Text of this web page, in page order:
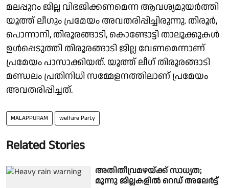
മലപ്പുറം ജില്ല വിഭജിക്കണമെന്ന ആവശ്യമുയർത്തി
യൂത്ത് ലീഗും പ്രമേയം അവതരിപ്പിച്ചിരുന്നു. തിരൂർ,
പൊന്നാനി, തിരൂരങ്ങാടി, കൊണ്ടോട്ടി താലൂക്കുകൾ
ഉൾപ്പെടുത്തി തിരൂരങ്ങാടി ജില്ല വേണമെന്നാണ്
പ്രമേയം പാസാക്കിയത്. യൂത്ത് ലീഗ് തിരൂരങ്ങാടി
മണ്ഡലം പ്രതിനിധി സമ്മേളനത്തിലാണ് പ്രമേയം
അവതരിപ്പിച്ചത്.
MALAPPURAM welfare Party
Related Stories
അതിതീവ്രമഴയ്ക്ക് സാധ്യത;
മൂന്നു ജില്ലകളിൽ റെഡ് അലേർട്ട്